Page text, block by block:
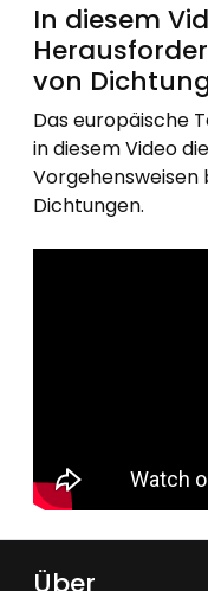
In diesem
von
Das europäische
in diesem Video
Vorgehensweisen
Dichtungen.
Über